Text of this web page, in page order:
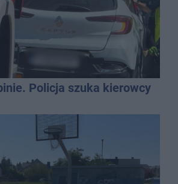
Policja szuka kierowcy